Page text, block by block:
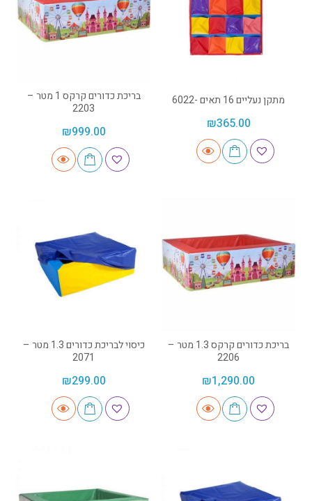
מתקן נעליים 16 תאים -6022
₪365.00
בריכת כדורים קרקס 1 מטר –
2203
₪999.00
בריכת כדורים קרקס 1.3 מטר –
2206
₪1,290.00
כיסוי לבריכת כדורים 1.3 מטר –
2071
₪299.00